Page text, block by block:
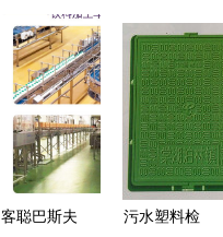
客聪巴斯夫
污水塑料检